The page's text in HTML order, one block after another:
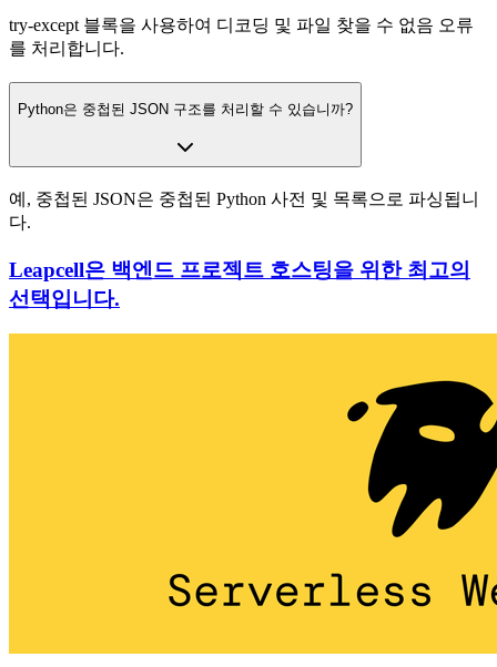
try-except 블록을 사용하여 디코딩 및 파일 찾을 수 없음 오류
를 처리합니다.
Python은 중첩된 JSON 구조를 처리할 수 있습니까?
예, 중첩된 JSON은 중첩된 Python 사전 및 목록으로 파싱됩니
다.
Leapcell은 백엔드 프로젝트 호스팅을 위한 최고의
선택입니다.